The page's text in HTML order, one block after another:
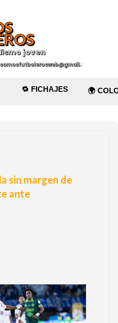
joven
somosfutbolerosweb@gmail.com
🔁 FICHAJES 🌍
sin margen de
ante